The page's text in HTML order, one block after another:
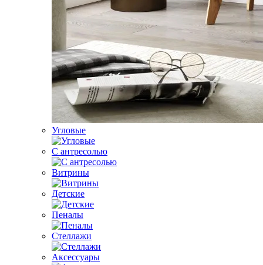
Угловые
С антресолью
Витрины
Детские
Пеналы
Стеллажи
Аксессуары